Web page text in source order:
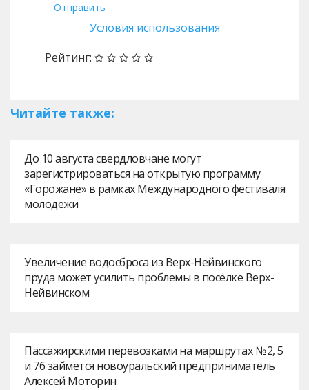
Отправить
Условия использования
Рейтинг:
Читайте также:
До 10 августа свердловчане могут
зарегистрироваться на открытую программу
«Горожане» в рамках Международного фестиваля
молодежи
Увеличение водосброса из Верх-Нейвинского
пруда может усилить проблемы в посёлке Верх-
Нейвинском
Пассажирскими перевозками на маршрутах № 2, 5
и 76 займётся новоуральский предприниматель
Алексей Моторин